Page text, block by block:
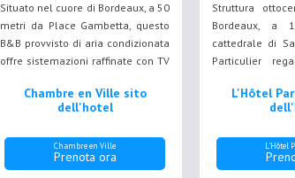
Situato nel cuore di Bordeaux, a 50
metri da Place Gambetta, questo
B&B provvisto di aria condizionata
offre sistemazioni raffinate con TV
Chambre en Ville sito
dell'hotel
Chambre en Ville
Prenota ora
Struttura
Bordeaux, a
cattedrale di
Particulier
maggior
degli
L'Hôtel
L'Hôtel